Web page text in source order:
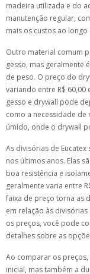
madeira utilizada e do
manutenção regular,
mais os custos ao
Outro material comum
gesso, mas geralmente
de peso. O preço do
variando entre R$ 60,00
gesso e drywall pode
como a necessidade de
úmido, onde o drywall
As divisórias de
nos últimos anos. Elas
boa resistência e
geralmente varia entre
faixa de preço torna as
em relação às
os preços, você pode
detalhes sobre as
Ao comparar os
inicial, mas também a